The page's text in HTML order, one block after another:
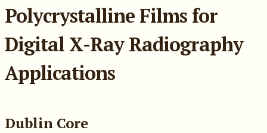
Polycrystalline Films for
Digital X-Ray Radiography
Applications
Dublin Core